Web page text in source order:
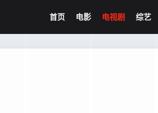
首页 电影 电视剧 综艺